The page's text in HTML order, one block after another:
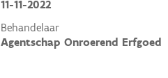
11-11-2022
Behandelaar
Agentschap Onroerend Erfgoed